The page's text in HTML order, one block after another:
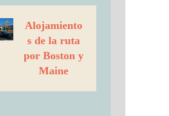
Alojamiento
s de la ruta
por Boston y
Maine